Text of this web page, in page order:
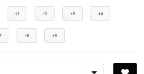
11 12 13 14
18 19